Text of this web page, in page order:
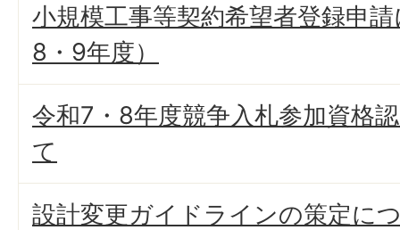
小規模工事等契約希望者登録申
8・9年度）
令和7・8年度競争入札参加資格
て
設計変更ガイドラインの策定に